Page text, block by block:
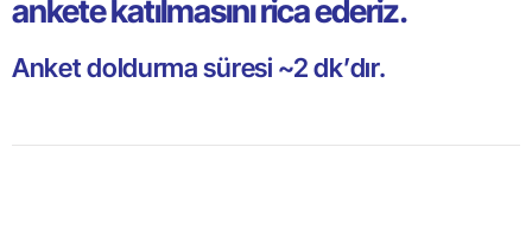
ankete katılmasını rica ederiz.
Anket doldurma süresi ~2 dk’dır.